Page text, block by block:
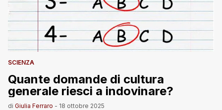
SCIENZA
Quante domande di cultura
generale riesci a indovinare?
di Giulia Ferraro - 18 ottobre 2025